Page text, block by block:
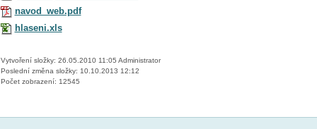
navod_web.pdf
hlaseni.xls
Vytvoření složky: 26.05.2010 11:05 Administrator
Poslední změna složky: 10.10.2013 12:12
Počet zobrazení: 12545